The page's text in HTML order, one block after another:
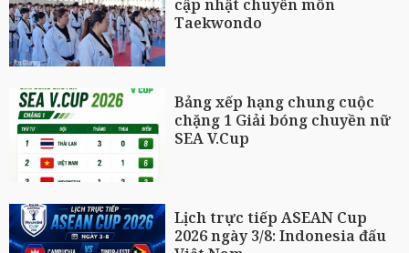
cập nhật chuyên môn
Taekwondo
Bảng xếp hạng chung cuộc
chặng 1 Giải bóng chuyền nữ
SEA V.Cup
Lịch trực tiếp ASEAN Cup
2026 ngày 3/8: Indonesia đấu